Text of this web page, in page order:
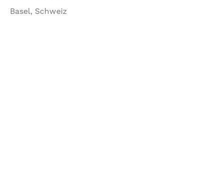
Basel, Schweiz